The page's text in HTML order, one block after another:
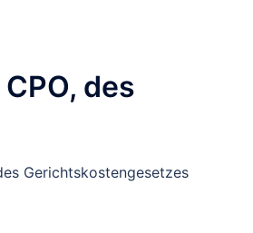
des
Gerichtskostengesetzes